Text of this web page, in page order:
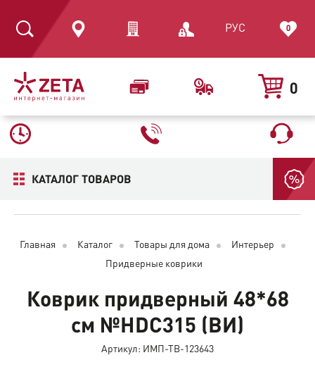
0
РУС 0
КАТАЛОГ ТОВАРОВ
Главная Каталог Товары для дома
Интерьер
Придверные коврики
Коврик придверный 48*68
см №HDC315 (ВИ)
Артикул: ИМП-ТВ-123643